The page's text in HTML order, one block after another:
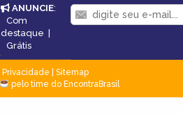
ANUNCIE:
Com
destaque
Grátis
Privacidade
Sitemap
pelo time do EncontraBrasil